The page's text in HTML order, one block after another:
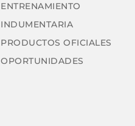
ENTRENAMIENTO
INDUMENTARIA
PRODUCTOS OFICIALES
OPORTUNIDADES